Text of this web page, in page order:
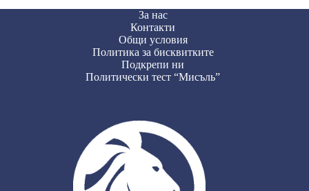
За нас
Контакти
Общи условия
Политика за бисквитките
Подкрепи ни
Политически тест “Мисъль”